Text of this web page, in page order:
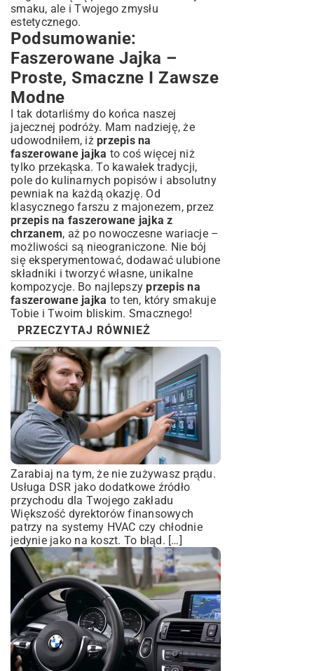
smaku, ale i Twojego zmysłu
estetycznego.
Podsumowanie:
Faszerowane Jajka –
Proste, Smaczne I Zawsze
Modne
I tak dotarliśmy do końca naszej
jajecznej podróży. Mam nadzieję, że
udowodniłem, iż przepis na
faszerowane jajka to coś więcej niż
tylko przekąska. To kawałek tradycji,
pole do kulinarnych popisów i absolutny
pewniak na każdą okazję. Od
klasycznego farszu z majonezem, przez
przepis na faszerowane jajka z
chrzanem, aż po nowoczesne wariacje –
możliwości są nieograniczone. Nie bój
się eksperymentować, dodawać ulubione
składniki i tworzyć własne, unikalne
kompozycje. Bo najlepszyprzepis na
faszerowane jajka to ten, który smakuje
Tobie i Twoim bliskim. Smacznego!
PRZECZYTAJ RÓWNIEŻ
Zarabiaj na tym, że nie zużywasz prądu.
Usługa DSR jako dodatkowe źródło
przychodu dla Twojego zakładu
Większość dyrektorów finansowych
patrzy na systemy HVAC czy chłodnie
jedynie jako na koszt. To błąd. […]